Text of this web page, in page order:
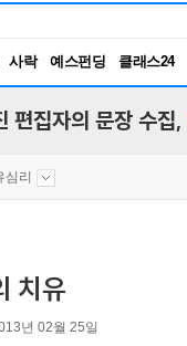
사락 예스펀딩 클래스24
편집자의 문장 수집,
심리
치유
년 02월 25일